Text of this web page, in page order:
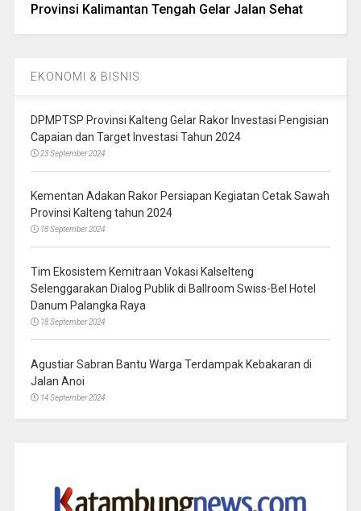
Provinsi Kalimantan Tengah Gelar Jalan Sehat
EKONOMI & BISNIS
DPMPTSP Provinsi Kalteng Gelar Rakor Investasi Pengisian
Capaian dan Target Investasi Tahun 2024
23 September 2024
Kementan Adakan Rakor Persiapan Kegiatan Cetak Sawah
Provinsi Kalteng tahun 2024
18 September 2024
Tim Ekosistem Kemitraan Vokasi Kalselteng
Selenggarakan Dialog Publik di Ballroom Swiss-Bel Hotel
Danum Palangka Raya
18 September 2024
Agustiar Sabran Bantu Warga Terdampak Kebakaran di
Jalan Anoi
14 September 2024